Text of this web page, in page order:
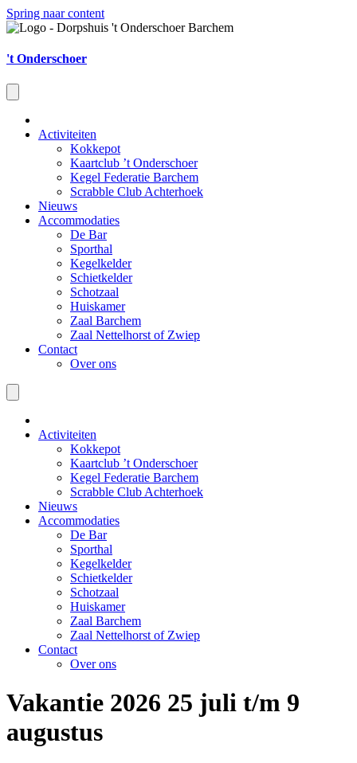
Spring naar content
't Onderschoer
Activiteiten
Kokkepot
Kaartclub ’t Onderschoer
Kegel Federatie Barchem
Scrabble Club Achterhoek
Nieuws
Accommodaties
De Bar
Sporthal
Kegelkelder
Schietkelder
Schotzaal
Huiskamer
Zaal Barchem
Zaal Nettelhorst of Zwiep
Contact
Over ons
Activiteiten
Kokkepot
Kaartclub ’t Onderschoer
Kegel Federatie Barchem
Scrabble Club Achterhoek
Nieuws
Accommodaties
De Bar
Sporthal
Kegelkelder
Schietkelder
Schotzaal
Huiskamer
Zaal Barchem
Zaal Nettelhorst of Zwiep
Contact
Over ons
Vakantie 2026 25 juli t/m 9
augustus